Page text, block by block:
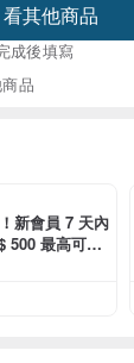
看其他商品
成後填寫
品
新會員 7 天內
500 最高可折